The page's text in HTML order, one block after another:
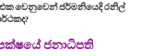
වෙනුවෙන් ජර්මනියෙදි රනිල්
ජනාධිපති